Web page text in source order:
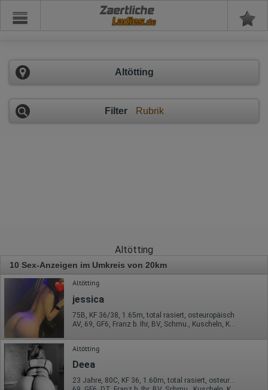
Zaertliche
Altötting
Filter Rubrik
Altötting
10 Sex-Anzeigen im Umkreis von 20km
Altötting
jessica
75B, KF 36/38, 1.65m, total rasiert, osteuropäisch
AV, 69, GF6, Franz b. Ihr, BV, Schmu., Kuscheln, Körperküs.
Altötting
Deea
23 Jahre, 80C, KF 36, 1.60m, total rasiert, osteuropäisch